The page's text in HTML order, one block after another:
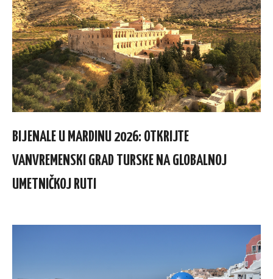
BIJENALE U MARDINU 2026: OTKRIJTE
VANVREMENSKI GRAD TURSKE NA GLOBALNOJ
UMETNIČKOJ RUTI